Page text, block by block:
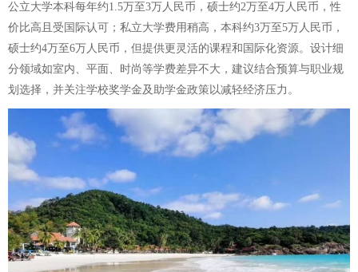
公立大学本科每年约1.5万至3万人民币，硕士约2万至4万人民币，性
价比高且受国际认可；私立大学费用稍高，本科约3万至5万人民币，
硕士约4万至6万人民币，但提供更灵活的课程和国际化资源。设计细
分领域如室内、平面、时尚等学费差异不大，建议结合预算与职业规
划选择，并关注学校奖学金及助学金政策以减轻经济压力。